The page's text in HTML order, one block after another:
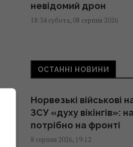
невідомий дрон
18:34 субота, 08 серпня 2026
найсекретніший
впаде у ворога: план
18:21 субота, 08 серпня 2026
Гороскоп на 9 серпня
ОСТАННІ НОВИНИ
Норвезькі військові
ЗСУ «духу вікінгів»:
потрібно на фронті
8 серпня 2026, 19:12